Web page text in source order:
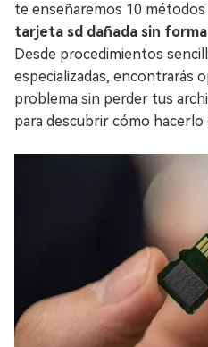
te enseñaremos 10
tarjeta sd dañada sin
Desde procedimientos
especializadas, encontrarás
problema sin perder tus
para descubrir cómo hacerlo